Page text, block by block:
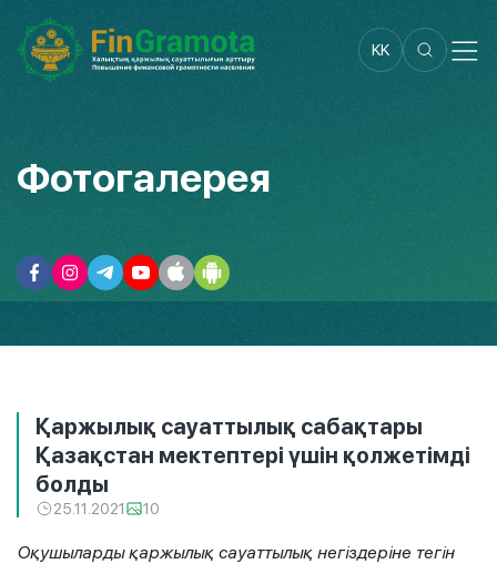
KK
Фотогалерея
Қаржылық сауаттылық сабақтары
Қазақстан мектептері үшін қолжетімді
болды
25.11.2021 10
Оқушыларды қаржылық сауаттылық негіздеріне тегін